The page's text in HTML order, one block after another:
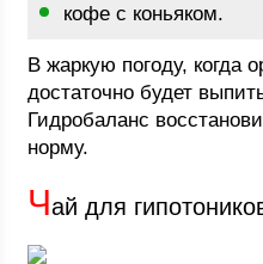
кофе с коньяком.
В жаркую погоду, когда
достаточно будет
Гидробаланс
норму.
Чай для